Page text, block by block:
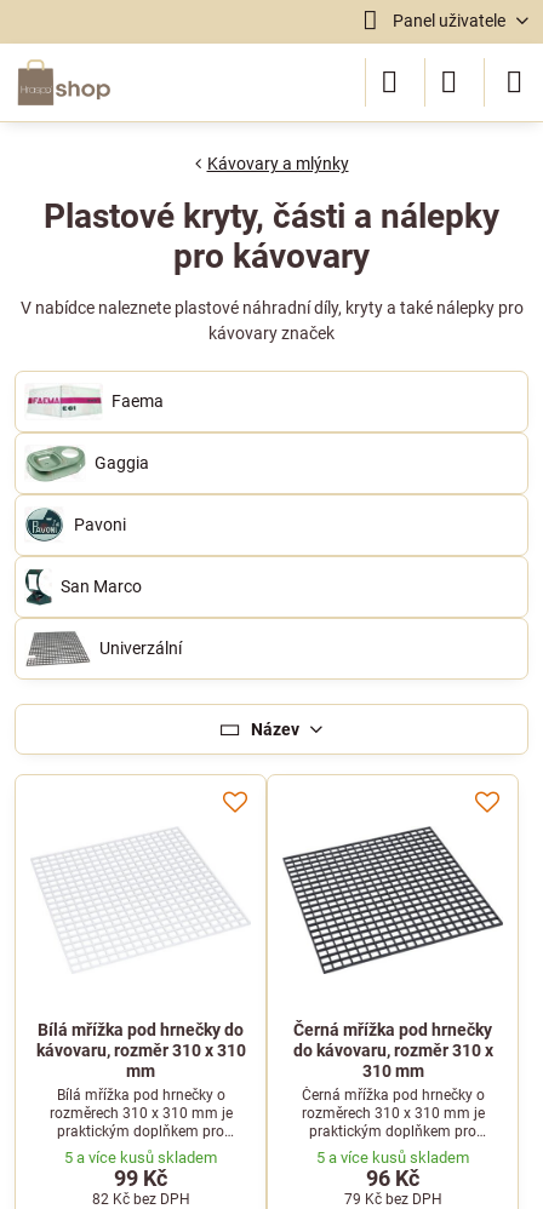
Panel uživatele
Kávovary a mlýnky
Plastové kryty, části a nálepky
pro kávovary
V nabídce naleznete plastové náhradní díly, kryty a také nálepky pro
kávovary značek
Faema
Gaggia
Pavoni
San Marco
Univerzální
Název
Bílá mřížka pod hrnečky do
kávovaru, rozměr 310 x 310
mm
Bílá mřížka pod hrnečky o
rozměrech 310 x 310 mm je
praktickým doplňkem pro
kávovary. Slouží jako odkládací
plocha pro šálky během přípravy
kávy.
5 a více kusů skladem
99 Kč
82 Kč bez DPH
Černá mřížka pod hrnečky
do kávovaru, rozměr 310 x
310 mm
Černá mřížka pod hrnečky o
rozměrech 310 x 310 mm je
praktickým doplňkem pro
kávovary. Slouží jako odkládací
plocha pro šálky během přípravy
kávy.
5 a více kusů skladem
96 Kč
79 Kč bez DPH